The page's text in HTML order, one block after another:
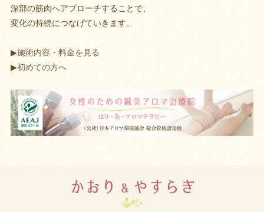
深部の筋肉へアプローチすることで、
変化の持続につなげていきます。
▶施術内容・料金を見る
▶初めての方へ